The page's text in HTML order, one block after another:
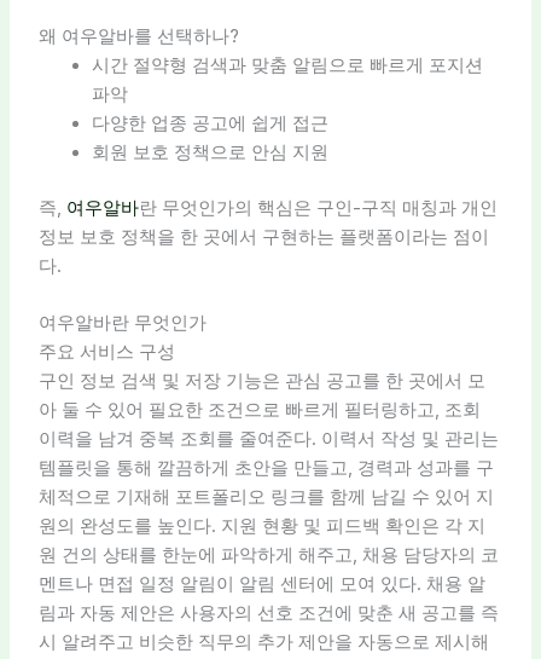
왜 여우알바를 선택하나?
시간 절약형 검색과 맞춤 알림으로 빠르게 포지션
파악
다양한 업종 공고에 쉽게 접근
회원 보호 정책으로 안심 지원
즉, 여우알바란 무엇인가의 핵심은 구인-구직 매칭과 개인
정보 보호 정책을 한 곳에서 구현하는 플랫폼이라는 점이
다.
여우알바란 무엇인가
주요 서비스 구성
구인 정보 검색 및 저장 기능은 관심 공고를 한 곳에서 모
아 둘 수 있어 필요한 조건으로 빠르게 필터링하고, 조회
이력을 남겨 중복 조회를 줄여준다. 이력서 작성 및 관리는
템플릿을 통해 깔끔하게 초안을 만들고, 경력과 성과를 구
체적으로 기재해 포트폴리오 링크를 함께 남길 수 있어 지
원의 완성도를 높인다. 지원 현황 및 피드백 확인은 각 지
원 건의 상태를 한눈에 파악하게 해주고, 채용 담당자의 코
멘트나 면접 일정 알림이 알림 센터에 모여 있다. 채용 알
림과 자동 제안은 사용자의 선호 조건에 맞춘 새 공고를 즉
시 알려주고 비슷한 직무의 추가 제안을 자동으로 제시해